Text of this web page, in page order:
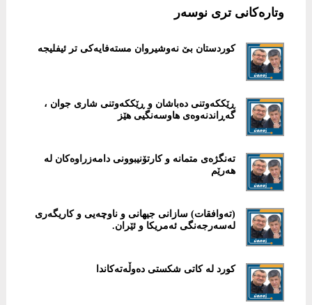
وتارەکانی تری نوسەر
کوردستان بێ نەوشیروان مستەفایەکی تر ئیفلیجە
ڕێککەوتنی دەباشان و ڕێککەوتنی شاری جوان ،
گەڕاندنەوەی هاوسەنگیی هێز
تەنگژەی متمانە و کارتۆنیبوونی دامەزراوەکان لە
هەرێم
(تەوافقات) سازانی جیهانی و ناوچەیی و کاریگەری
لەسەرجەنگی ئەمریکا و ئێران.
کورد لە کاتی شکستی دەوڵەتەکاندا